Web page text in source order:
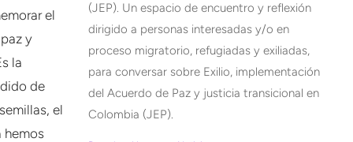
el
y
la
de
el
hemos
(JEP). Un espacio de encuentro y reflexión
dirigido a personas interesadas y/o en
proceso migratorio, refugiadas y exiliadas,
para conversar sobre Exilio, implementación
del Acuerdo de Paz y justicia transicional en
Colombia (JEP).